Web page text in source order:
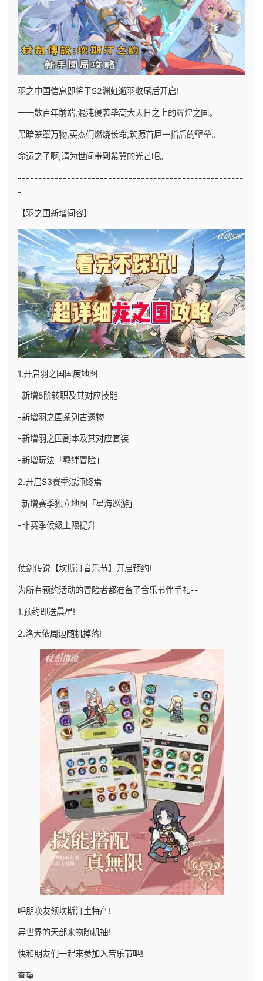
羽之中国信息即将于S2渊虹邂羽收尾后开启!
一一数百年前端,混沌侵袭毕高大天日之上的辉煌之国。
黑暗笼罩万物,英杰们燃烧长命,筑源首屈一指后的壁垒..
命运之子啊,请为世间带到希冀的光芒吧。
-------------------------------------------------------
-
【羽之国新增间容】
1.开启羽之国国度地图
-新增5阶转职及其对应技能
-新增羽之国系列古遗物
-新增羽之国副本及其对应套装
-新增玩法「羁绊冒险」
2.开启S3赛季混沌终焉
-新增赛季独立地图「星海巡游」
-非赛季候级上限提升
仗剑传说【坎斯汀音乐节】开启预约!
为所有预约活动的冒险者都准备了音乐节伴手礼--
1.预约即送晨星!
2.洛天依周边随机掉落!
呼朋唤友领坎斯汀土特产!
异世界的天部来物随机抽!
快和朋友们一起来参加入音乐节吧!
查望